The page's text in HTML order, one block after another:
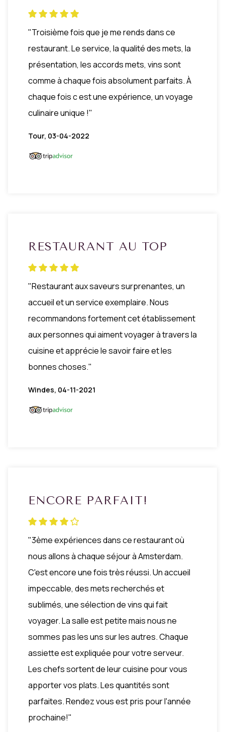
"Troisième fois que je me rends dans ce
restaurant. Le service, la qualité des mets, la
présentation, les accords mets, vins sont
comme à chaque fois absolument parfaits. À
chaque fois c est une expérience, un voyage
culinaire unique !"
Tour, 03-04-2022
RESTAURANT AU TOP
"Restaurant aux saveurs surprenantes, un
accueil et un service exemplaire. Nous
recommandons fortement cet établissement
aux personnes qui aiment voyager à travers la
cuisine et apprécie le savoir faire et les
bonnes choses."
Windes, 04-11-2021
ENCORE PARFAIT!
"3ème expériences dans ce restaurant où
nous allons à chaque séjour à Amsterdam.
C'est encore une fois très réussi. Un accueil
impeccable, des mets recherchés et
sublimés, une sélection de vins qui fait
voyager. La salle est petite mais nous ne
sommes pas les uns sur les autres. Chaque
assiette est expliquée pour votre serveur.
Les chefs sortent de leur cuisine pour vous
apporter vos plats. Les quantités sont
parfaites. Rendez vous est pris pour l'année
prochaine!"